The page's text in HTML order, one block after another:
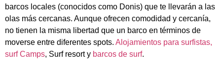
barcos locales (conocidos como Donis) que te llevarán a las
olas más cercanas. Aunque ofrecen comodidad y cercanía,
no tienen la misma libertad que un barco en términos de
moverse entre diferentes spots. Alojamientos para surfistas,
surf Camps, Surf resort y barcos de surf.